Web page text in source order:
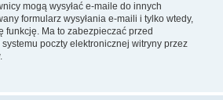
mogą wysyłać e-maile do innych
formularz wysyłania e-maili i tylko wtedy,
funkcję. Ma to zabezpieczać przed
poczty elektronicznej witryny przez